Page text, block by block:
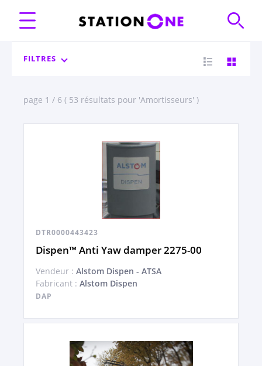
FILTRES
page 1 / 6 ( 53 résultats pour 'Amortisseurs' )
DTR0000443423
Dispen™ Anti Yaw damper 2275-00
Vendeur : Alstom Dispen - ATSA
Fabricant : Alstom Dispen
DAP